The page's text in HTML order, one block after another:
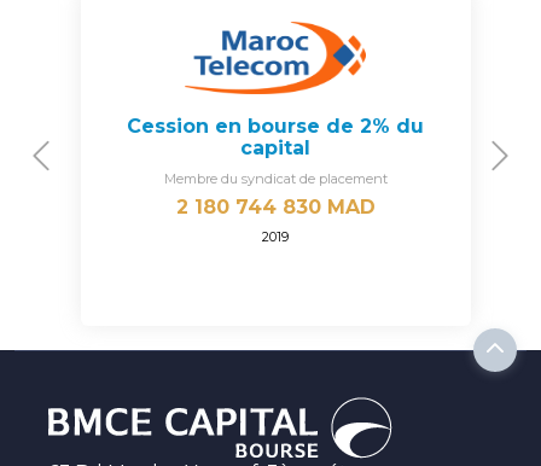
Cession en bourse de 2% du
capital
Membre du syndicat de placement
2 180 744 830 MAD
2019
Previous